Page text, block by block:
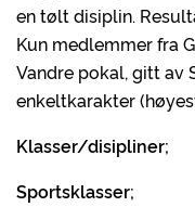
en tølt disiplin.
Kun medlemmer fra
Vandre pokal, gitt av
enkeltkarakter
Klasser/disipliner;
Sportsklasser;